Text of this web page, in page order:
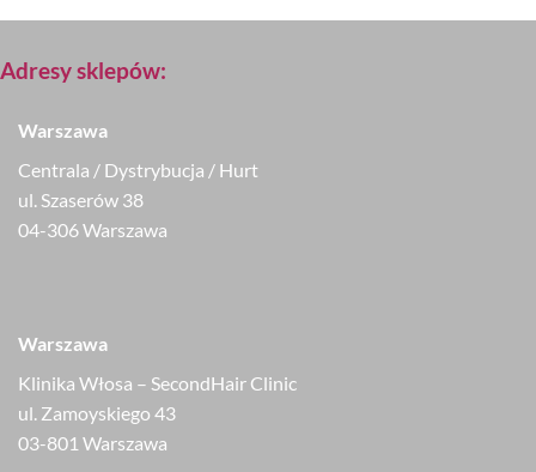
Adresy sklepów:
Warszawa
Centrala / Dystrybucja / Hurt
ul. Szaserów 38
04-306 Warszawa
Warszawa
Klinika Włosa – SecondHair Clinic
ul. Zamoyskiego 43
03-801 Warszawa